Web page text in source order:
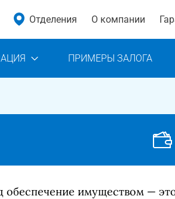
Отделения О компании
ПРИМЕРЫ ЗАЛОГА
обеспечение имуществом —